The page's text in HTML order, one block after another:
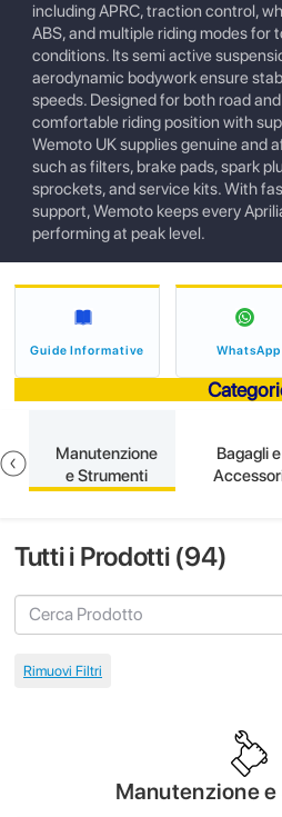
including APRC, traction control,
ABS, and multiple riding modes for
conditions. Its semi active
aerodynamic bodywork ensure
speeds. Designed for both road
comfortable riding position with
Wemoto UK supplies genuine and
such as filters, brake pads, spark
sprockets, and service kits. With
support, Wemoto keeps every
performing at peak level.
Guide Informative WhatsApp
Manutenzione
e Strumenti
Bagagli e
Tutti i Prodotti (94)
Manutenzione